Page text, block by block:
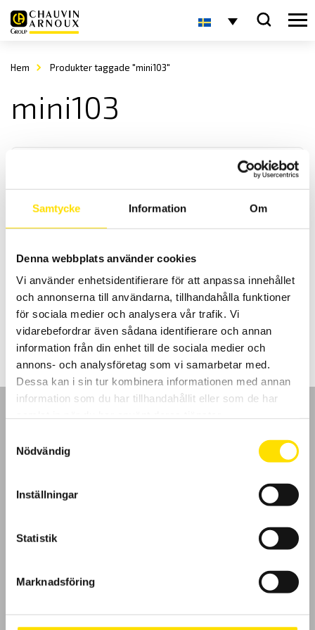
Samtycke Information Om
Denna webbplats använder cookies
Vi använder enhetsidentifierare för att anpassa innehållet
och annonserna till användarna, tillhandahålla funktioner
för sociala medier och analysera vår trafik. Vi
vidarebefordrar även sådana identifierare och annan
information från din enhet till de sociala medier och
annons- och analysföretag som vi samarbetar med.
Dessa kan i sin tur kombinera informationen med annan
information som du har tillhandahållit eller som de har
Nödvändig
Inställningar
Statistik
Marknadsföring
Hem Produkter taggade "mini103"
mini103
Strömtång typ MINI 102 & 103
noggrannhet och liten fasvridning för strömmar upp till 350 A AC.
2,790.00 kr –2,995.00krPrisintervall:
2,790.00 kr
till
2,995.00 kr
LÄS MER